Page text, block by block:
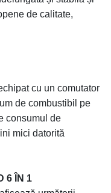
de calitate,
cu un comutator
de combustibil pe
consumul de
mici datorită
6 ÎN 1